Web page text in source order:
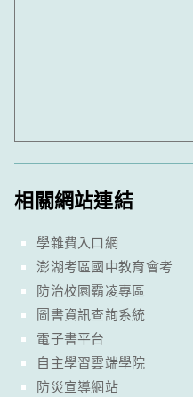
相關網站連結
學雜費入口網
澎湖考區國中教育會考
防治校園霸凌專區
圖書資訊查詢系統
電子書平台
自主學習雲端學院
防災宣導網站